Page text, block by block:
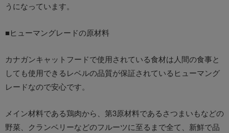
うになっています。
■ヒューマングレードの原材料
カナガンキャットフードで使用されている食材は人間の食事と
しても使用できるレベルの品質が保証されているヒューマング
レードなので安心です。
メイン材料である鶏肉から、第3原材料であるさつまいもなどの
野菜、クランベリーなどのフルーツに至るまで全て、新鮮で品